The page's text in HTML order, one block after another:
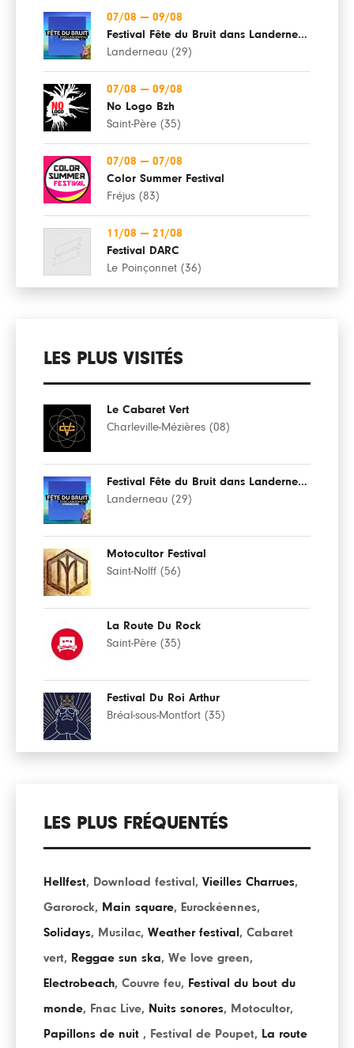
07/08 — 09/08
Festival Fête du Bruit dans Landerneau
Landerneau (29)
07/08 — 09/08
No Logo Bzh
Saint-Père (35)
07/08 — 07/08
Color Summer Festival
Fréjus (83)
11/08 — 21/08
Festival DARC
Le Poinçonnet (36)
LES PLUS VISITÉS
Le Cabaret Vert
Charleville-Mézières (08)
Festival Fête du Bruit dans Landerneau
Landerneau (29)
Motocultor Festival
Saint-Nolff (56)
La Route Du Rock
Saint-Père (35)
Festival Du Roi Arthur
Bréal-sous-Montfort (35)
LES PLUS FRÉQUENTÉS
Hellfest, Download festival , Vieilles Charrues,
Garorock, Main square, Eurockéennes,
Solidays, Musilac, Weather festival , Cabaret
vert, Reggae sun ska, We love green,
Electrobeach, Couvre feu, Festival du bout du
monde, Fnac Live, Nuits sonores, Motocultor,
Papillons de nuit , Festival de Poupet, La route